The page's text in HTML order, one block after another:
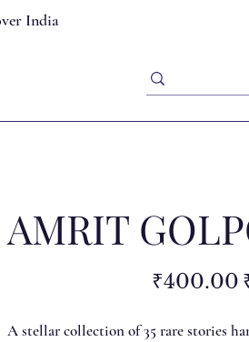
India
AMRIT
Original
price
₹400.00
A stellar collection of 35 rare stories